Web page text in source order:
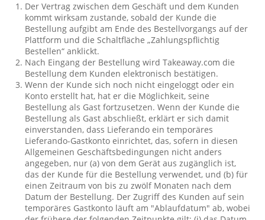
Der Vertrag zwischen dem Geschäft und dem Kunden
kommt wirksam zustande, sobald der Kunde die
Bestellung aufgibt am Ende des Bestellvorgangs auf der
Plattform und die Schaltfläche „Zahlungspflichtig
Bestellen“ anklickt.
Nach Eingang der Bestellung wird Takeaway.com die
Bestellung dem Kunden elektronisch bestätigen.
Wenn der Kunde sich noch nicht eingeloggt oder ein
Konto erstellt hat, hat er die Möglichkeit, seine
Bestellung als Gast fortzusetzen. Wenn der Kunde die
Bestellung als Gast abschließt, erklärt er sich damit
einverstanden, dass Lieferando ein temporäres
Lieferando-Gastkonto einrichtet, das, sofern in diesen
Allgemeinen Geschäftsbedingungen nicht anders
angegeben, nur (a) von dem Gerät aus zugänglich ist,
das der Kunde für die Bestellung verwendet, und (b) für
einen Zeitraum von bis zu zwölf Monaten nach dem
Datum der Bestellung. Der Zugriff des Kunden auf sein
temporäres Gastkonto läuft am "Ablaufdatum" ab, wobei